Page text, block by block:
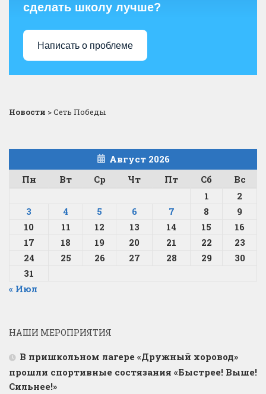
сделать школу лучше?
Написать о проблеме
Новости >Сеть Победы
Август 2026
Пн
Вт Ср Чт Пт Сб
Вс
1
2
3
4 5 6 7 8
9
10
11 12 13 14 15
16
17
18 19 20 21 22
23
24
25 26 27 28 29
30
31
« Июл
НАШИ МЕРОПРИЯТИЯ
В пришкольном лагере «Дружный хоровод»
прошли спортивные состязания «Быстрее! Выше!
Сильнее!»